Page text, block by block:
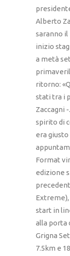
Alberto
saranno il
inizio
a metà
ritorno:
stati tra i
Zaccagni
spirito di
era
Format
edizione
start in
alla porta
Grigna
7.5km e